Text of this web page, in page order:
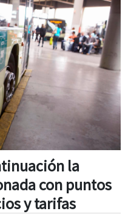
la
con puntos
y tarifas